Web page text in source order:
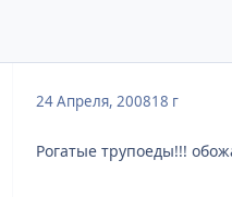
24 Апреля, 200818 г
Рогатые трупоеды!!!